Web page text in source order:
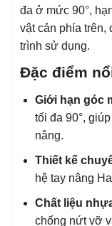
đa ở mức 90°,
vật cản phía trên,
trình sử dụng.
Đặc điểm
Giới hạn góc
tối đa 90°,
nâng.
Thiết kế
hệ tay nâng
Chất liệu
chống nứt vỡ